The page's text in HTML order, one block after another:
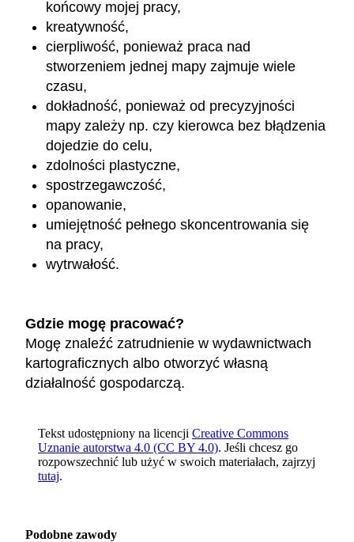
końcowy mojej pracy,
kreatywność,
cierpliwość, ponieważ praca nad
stworzeniem jednej mapy zajmuje wiele
czasu,
dokładność, ponieważ od precyzyjności
mapy zależy np. czy kierowca bez błądzenia
dojedzie do celu,
zdolności plastyczne,
spostrzegawczość,
opanowanie,
umiejętność pełnego skoncentrowania się
na pracy,
wytrwałość.
Gdzie mogę pracować?
Mogę znaleźć zatrudnienie w wydawnictwach
kartograficznych albo otworzyć własną
działalność gospodarczą.
Tekst udostępniony na licencji Creative Commons
Uznanie autorstwa 4.0 (CC BY 4.0). Jeśli chcesz go
rozpowszechnić lub użyć w swoich materiałach, zajrzyj
tutaj.
Podobne zawody